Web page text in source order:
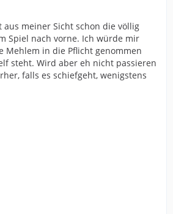
aus meiner Sicht schon die völlig
Spiel nach vorne. Ich würde mir
Mehlem in die Pflicht genommen
steht. Wird aber eh nicht passieren
falls es schiefgeht, wenigstens